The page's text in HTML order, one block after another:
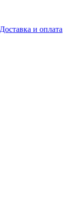
Доставка и оплата